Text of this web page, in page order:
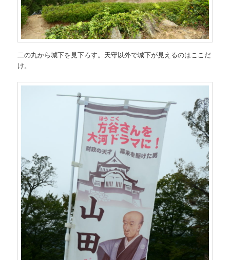
二の丸から城下を見下ろす。天守以外で城下が見えるのはここだ
け。